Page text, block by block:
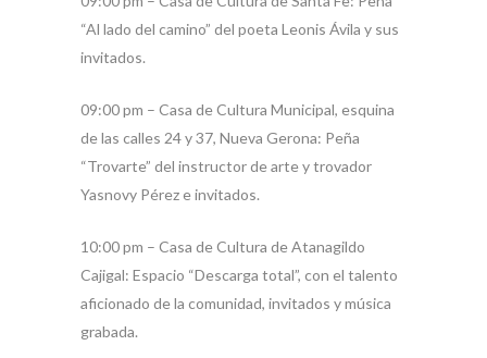
“Al lado del camino” del poeta Leonis Ávila y sus
invitados.
09:00 pm – Casa de Cultura Municipal, esquina
de las calles 24 y 37, Nueva Gerona: Peña
“Trovarte” del instructor de arte y trovador
Yasnovy Pérez e invitados.
10:00 pm – Casa de Cultura de Atanagildo
Cajigal: Espacio “Descarga total”, con el talento
aficionado de la comunidad, invitados y música
grabada.